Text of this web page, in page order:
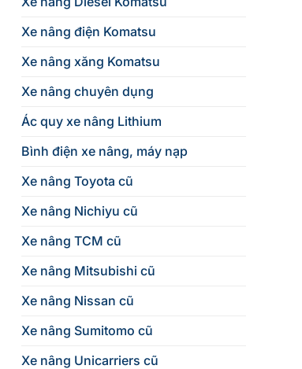
Xe nâng điện Komatsu
Xe nâng xăng Komatsu
Xe nâng chuyên dụng
Ác quy xe nâng Lithium
Bình điện xe nâng, máy nạp
Xe nâng Toyota cũ
Xe nâng Nichiyu cũ
Xe nâng TCM cũ
Xe nâng Mitsubishi cũ
Xe nâng Nissan cũ
Xe nâng Sumitomo cũ
Xe nâng Unicarriers cũ